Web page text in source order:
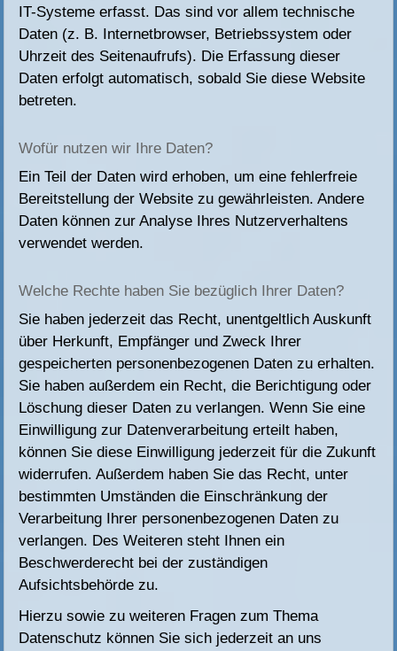
IT-Systeme erfasst. Das sind vor allem technische
Daten (z. B. Internetbrowser, Betriebssystem oder
Uhrzeit des Seitenaufrufs). Die Erfassung dieser
Daten erfolgt automatisch, sobald Sie diese Website
betreten.
Wofür nutzen wir Ihre Daten?
Ein Teil der Daten wird erhoben, um eine fehlerfreie
Bereitstellung der Website zu gewährleisten. Andere
Daten können zur Analyse Ihres Nutzerverhaltens
verwendet werden.
Welche Rechte haben Sie bezüglich Ihrer Daten?
Sie haben jederzeit das Recht, unentgeltlich Auskunft
über Herkunft, Empfänger und Zweck Ihrer
gespeicherten personenbezogenen Daten zu erhalten.
Sie haben außerdem ein Recht, die Berichtigung oder
Löschung dieser Daten zu verlangen. Wenn Sie eine
Einwilligung zur Datenverarbeitung erteilt haben,
können Sie diese Einwilligung jederzeit für die Zukunft
widerrufen. Außerdem haben Sie das Recht, unter
bestimmten Umständen die Einschränkung der
Verarbeitung Ihrer personenbezogenen Daten zu
verlangen. Des Weiteren steht Ihnen ein
Beschwerderecht bei der zuständigen
Aufsichtsbehörde zu.
Hierzu sowie zu weiteren Fragen zum Thema
Datenschutz können Sie sich jederzeit an uns